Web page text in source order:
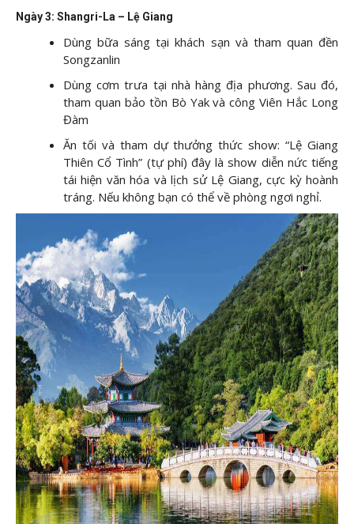
Ngày 3: Shangri-La – Lệ Giang
Dùng bữa sáng tại khách sạn và tham quan đền
Songzanlin
Dùng cơm trưa tại nhà hàng địa phương. Sau đó,
tham quan bảo tồn Bò Yak và công Viên Hắc Long
Đàm
Ăn tối và tham dự thưởng thức show: “Lệ Giang
Thiên Cổ Tình” (tự phí) đây là show diễn nức tiếng
tái hiện văn hóa và lịch sử Lệ Giang, cực kỳ hoành
tráng. Nếu không bạn có thể về phòng ngơi nghỉ.